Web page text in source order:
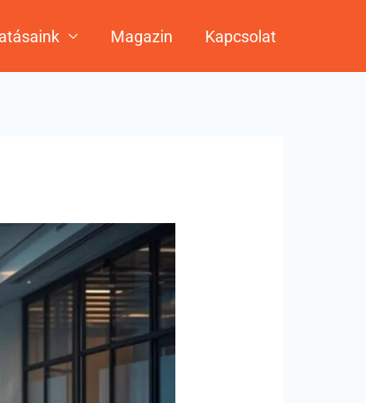
Magazin Kapcsolat